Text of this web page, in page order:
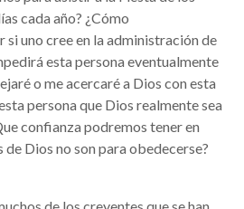
cada año? ¿Cómo
uno cree en la administración de
esta persona eventualmente
o me acercaré a Dios con esta
persona que Dios realmente sea
confianza podremos tener en
de Dios no son para obedecerse?